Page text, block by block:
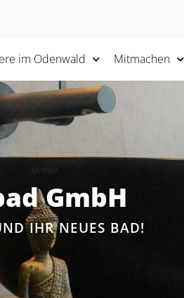
im Odenwald Mitmachen
GmbH
IHR NEUES BAD!